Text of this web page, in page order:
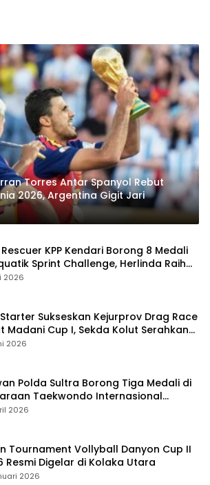
Torres Antar Spanyol Rebut
2026, Argentina Gigit Jari
KPP Kendari Borong 8 Medali
Sprint Challenge, Herlinda Raih
2026
Sukseskan Kejurprov Drag Race
Madani Cup I, Sekda Kolut Serahkan
2026
Polda Sultra Borong Tiga Medali di
Taekwondo Internasional
2026
Tournament Vollyball Danyon Cup II
Resmi Digelar di Kolaka Utara
2026